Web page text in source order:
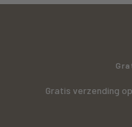
Gratis verzending